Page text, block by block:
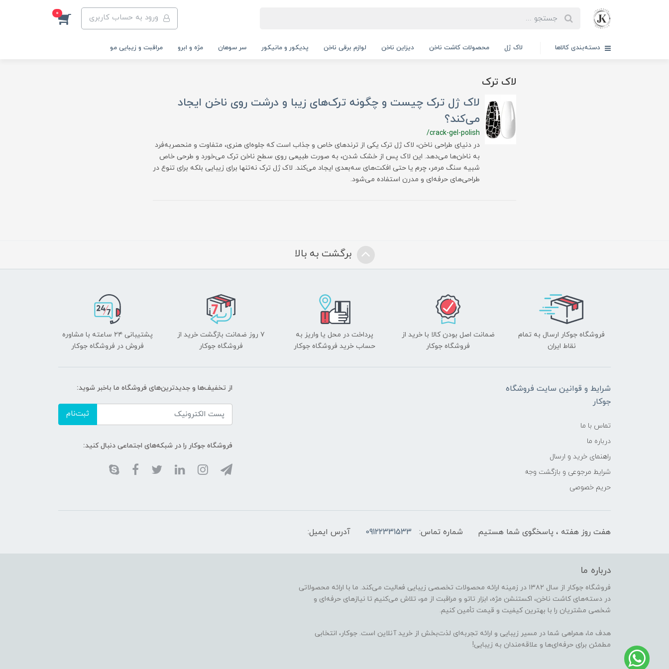
ورود به حساب کاربری 0
دسته‌بندی کالاها لاک ژل محصولات کاشت ناخن دیزاین ناخن لوازم برقی ناخن پدیکور و مانیکور سر سوهان مژه و ابرو مراقبت و زیبایی مو
لاک ترک
لاک ژل ترک چیست و چگونه ترک‌های زیبا و درشت روی ناخن ایجاد
می‌کند؟
/crack-gel-polish
در دنیای طراحی ناخن، لاک ژل ترک یکی از ترندهای خاص و جذاب است که جلوه‌ای هنری، متفاوت و منحصر‌به‌فرد
به ناخن‌ها می‌دهد. این لاک پس از خشک شدن، به صورت طبیعی روی سطح ناخن ترک می‌خورد و طرحی خاص
شبیه سنگ مرمر، چرم یا حتی افکت‌های سه‌بعدی ایجاد می‌کند. لاک ژل ترک نه‌تنها برای زیبایی بلکه برای تنوع در
طراحی‌های حرفه‌ای و مدرن استفاده می‌شود.
برگشت به بالا
فروشگاه جوکار ارسال به تمام
نقاط ایران
ضمانت اصل بودن کالا با خرید از
فروشگاه جوکار
پرداخت در محل یا واریز به
حساب خرید فروشگاه جوکار
۷ روز ضمانت بازگشت خرید از
فروشگاه جوکار
پشتیبانی ۲۴ ساعته با مشاوره
فروش در فروشگاه جوکار
شرایط و قوانین سایت فروشگاه
جوکار
تماس با ما
درباره ما
راهنمای خرید و ارسال
شرایط مرجوعی و بازگشت وجه
حریم خصوصی
از تخفیف‌ها و جدیدترین‌های فروشگاه ما باخبر شوید:
ثبت‌نام
فروشگاه جوکار را در شبکه‌های اجتماعی دنبال کنید:
هفت روز هفته ، پاسخگوی شما هستیم شماره تماس: 09122331533 آدرس ایمیل:
درباره ما
فروشگاه جوکار از سال ۱۳۸۲ در زمینه ارائه محصولات تخصصی زیبایی فعالیت می‌کند. ما با ارائه محصولاتی
در دسته‌های کاشت ناخن، اکستنشن مژه، ابزار تاتو و مراقبت از مو، تلاش می‌کنیم تا نیازهای حرفه‌ای و
شخصی مشتریان را با بهترین کیفیت و قیمت تأمین کنیم.
هدف ما، همراهی شما در مسیر زیبایی و ارائه تجربه‌ای لذت‌بخش از خرید آنلاین است. جوکار، انتخابی
مطمئن برای حرفه‌ای‌ها و علاقه‌مندان به زیبایی!